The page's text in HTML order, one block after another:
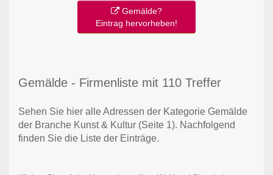
Gemälde?
Eintrag hervorheben!
Gemälde - Firmenliste mit 110 Treffer
Sehen Sie hier alle Adressen der Kategorie Gemälde
der Branche Kunst & Kultur (Seite 1). Nachfolgend
finden Sie die Liste der Einträge.